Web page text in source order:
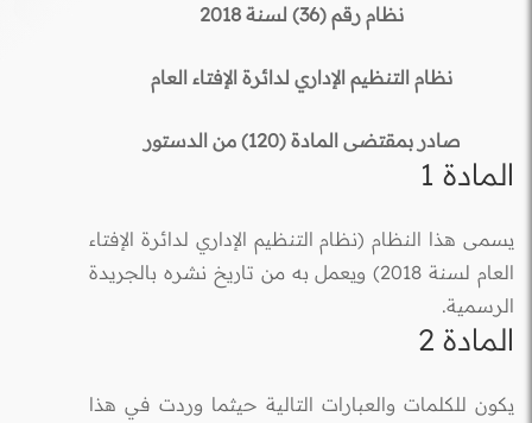
نظام رقم (36) لسنة 2018
نظام التنظيم الإداري لدائرة الإفتاء العام
صادر بمقتضى المادة (120) من الدستور
المادة 1
يسمى هذا النظام (نظام التنظيم الإداري لدائرة الإفتاء
العام لسنة 2018) ويعمل به من تاريخ نشره بالجريدة
الرسمية.
المادة 2
يكون للكلمات والعبارات التالية حيثما وردت في هذا